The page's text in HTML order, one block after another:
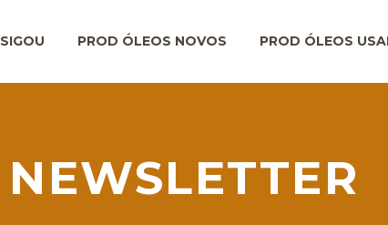
SIGOU PROD ÓLEOS NOVOS PROD ÓLEOS
NEWSLETTER